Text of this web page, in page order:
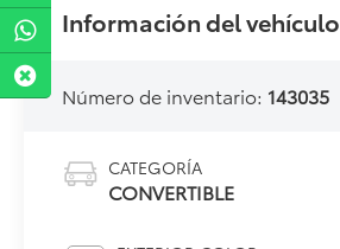
Información del vehículo
Número de inventario: 143035
CATEGORÍA
CONVERTIBLE